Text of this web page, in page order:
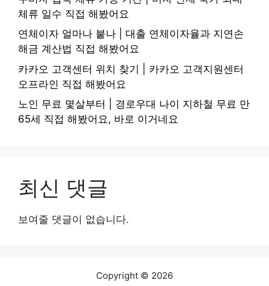
체류 일수 직접 해봤어요
연체이자 얼마나 붙나 | 대출 연체이자율과 지연손
해금 계산법 직접 해봤어요
카카오 고객센터 위치 찾기 | 카카오 고객지원센터
오프라인 직접 해봤어요
노인 무료 몇살부터 | 경로우대 나이 지하철 무료 만
65세 직접 해봤어요, 바로 이거네요
최신 댓글
보여줄 댓글이 없습니다.
Copyright © 2026